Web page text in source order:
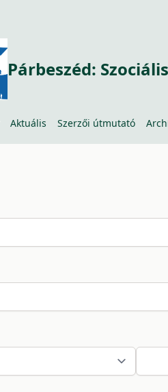
Párbeszéd:
Aktuális Szerzői útmutató